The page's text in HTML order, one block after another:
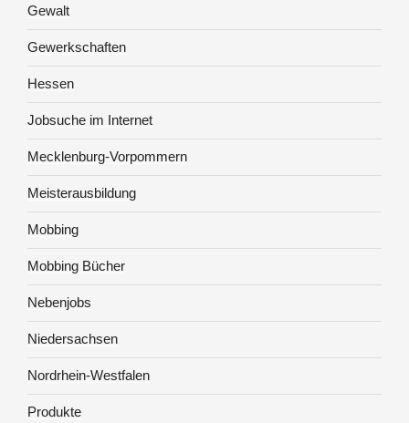
Gewalt
Gewerkschaften
Hessen
Jobsuche im Internet
Mecklenburg-Vorpommern
Meisterausbildung
Mobbing
Mobbing Bücher
Nebenjobs
Niedersachsen
Nordrhein-Westfalen
Produkte